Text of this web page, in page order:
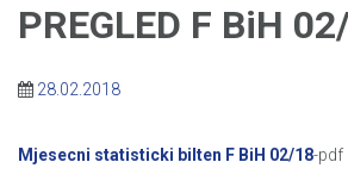
PREGLED F BiH
28.02.2018
Mjesecni statisticki bilten F BiH 02/18-pdf